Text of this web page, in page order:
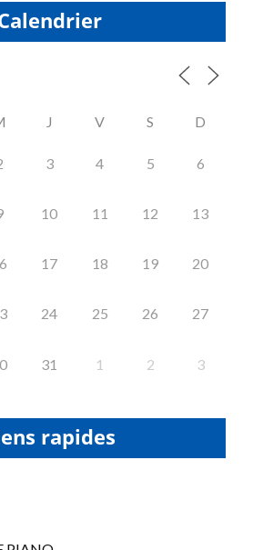
J V S D
3 4 5 6
10 11 12 13
17 18 19 20
24 25 26 27
31 1 2 3
rapides